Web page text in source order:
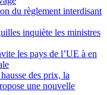
du règlement interdisant
inquiète les ministres
les pays de l’UE à en
des prix, la
une nouvelle